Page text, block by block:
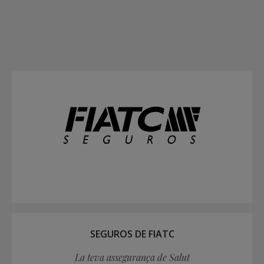
SEGUROS DE FIATC
La teva assegurança de Salut